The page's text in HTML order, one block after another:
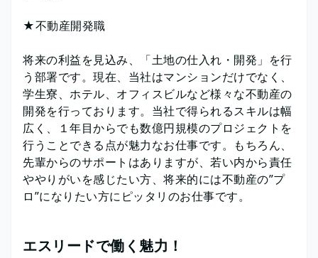
★不動産開発職
将来の利益を見込み、「土地の仕入れ・開発」を行
う部署です。現在、当社はマンションだけでなく、
学生寮、ホテル、オフィスビルなど様々な不動産の
開発を行っております。当社で得られるスキルは幅
広く、１年目からでも数億円規模のプロジェクトを
行うことできる点が魅力なお仕事です。もちろん、
先輩からのサポートはありますが、若い内から責任
ややりがいを感じたい方、将来的には不動産の”プ
ロ”になりたい方にピッタリのお仕事です。
エスリードで働く魅力！